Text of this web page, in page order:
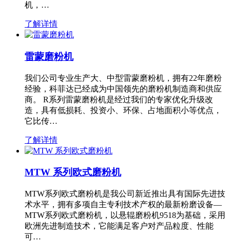
机，…
了解详情
雷蒙磨粉机
我们公司专业生产大、中型雷蒙磨粉机，拥有22年磨粉
经验，科菲达已经成为中国领先的磨粉机制造商和供应
商。 R系列雷蒙磨粉机是经过我们的专家优化升级改
造，具有低损耗、投资小、环保、占地面积小等优点，
它比传…
了解详情
MTW 系列欧式磨粉机
MTW系列欧式磨粉机是我公司新近推出具有国际先进技
术水平，拥有多项自主专利技术产权的最新粉磨设备—
MTW系列欧式磨粉机，以悬辊磨粉机9518为基础，采用
欧洲先进制造技术，它能满足客户对产品粒度、性能
可…